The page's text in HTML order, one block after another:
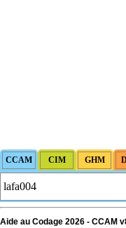
Aide au Codage 2026 - CCAM